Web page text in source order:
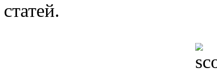
статей.